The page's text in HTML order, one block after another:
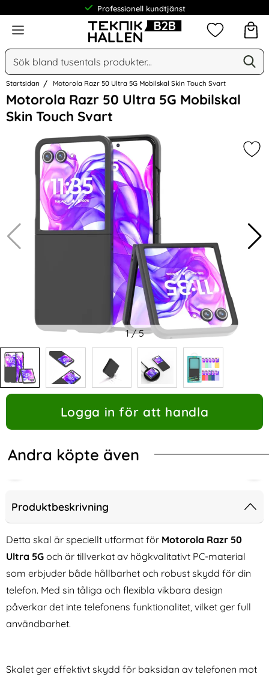
Meny
Sök
Sök på Narse Group AB
Mina
Startsidan Motorola Razr 50 Ultra 5G Mobilskal Skin Touch Svart
Motorola Razr 50 Ultra 5G Mobilskal
Skin Touch Svart
Hoppa
över
Bilder
1/5
Logga in för att handla
Andra köpte även
Matt TPU Svart
rea pris
99 krtidigare pris
99 kr Köp
Razr 50 Ultra 5G Skärmskydd/Linsskydd Härdat
rea pris
86 krtidigare pris
86 kr Köp
Motorola Razr 50 Ultra 5G Tech-
Produktbeskrivning
Detta skal är speciellt utformat för Motorola Razr 50
Ultra 5G och är tillverkat av högkvalitativt PC-material
som erbjuder både hållbarhet och robust skydd för din
telefon. Med sin tåliga och flexibla vikbara design
påverkar det inte telefonens funktionalitet, vilket ger full
användbarhet.
Skalet ger effektivt skydd för baksidan av telefonen mot